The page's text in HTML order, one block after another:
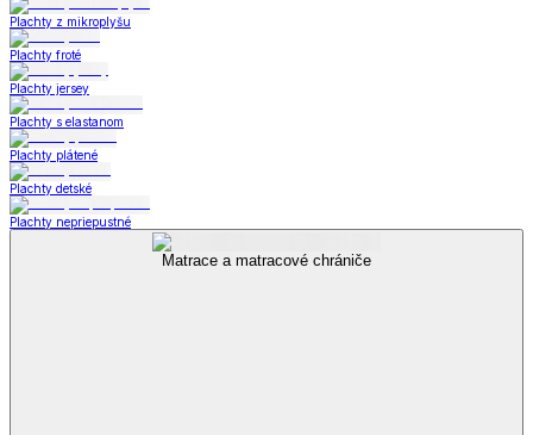
Plachty z mikroplyšu
Plachty froté
Plachty jersey
Plachty s elastanom
Plachty plátené
Plachty detské
Plachty nepriepustné
Matrace a matracové chrániče